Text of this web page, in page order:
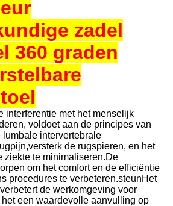
zadel
360 graden
interferentie met het menselijk
voldoet aan de principes van
intervertebrale
de rugspieren, en het
ziekte te minimaliseren.De
om het comfort en de efficiëntie
procedures te verbeteren.steunHet
de werkomgeving voor
een waardevolle aanvulling op